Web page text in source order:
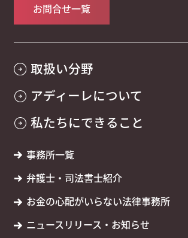
お問合せ一覧
取扱い分野
アディーレについて
私たちにできること
事務所一覧
弁護士・司法書士紹介
お金の心配がいらない法律事務所
ニュースリリース・お知らせ